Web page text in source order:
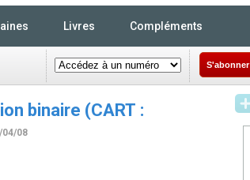
Livres Compléments
S'abonner
binaire (CART :
04/08